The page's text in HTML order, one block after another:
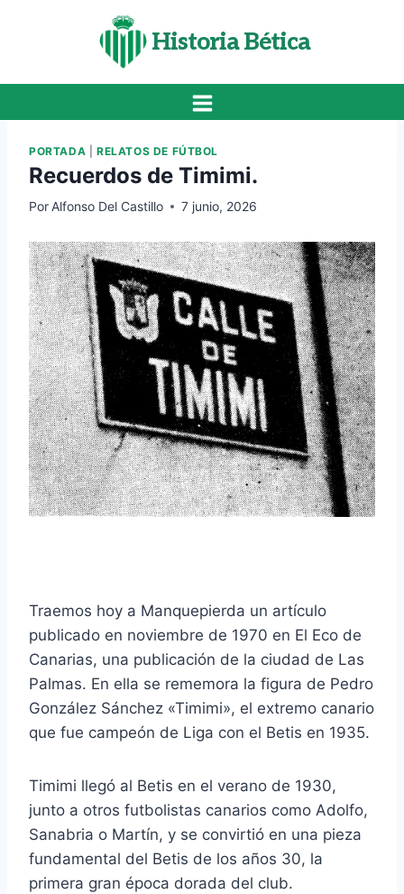
Historia Bética
PORTADA RELATOS DE FÚTBOL
Recuerdos de Timimi.
Por Alfonso Del Castillo 7 junio, 2026
Traemos hoy a Manquepierda un artículo
publicado en noviembre de 1970 en El Eco de
Canarias, una publicación de la ciudad de Las
Palmas. En ella se rememora la figura de Pedro
González Sánchez «Timimi», el extremo canario
que fue campeón de Liga con el Betis en 1935.
Timimi llegó al Betis en el verano de 1930,
junto a otros futbolistas canarios como Adolfo,
Sanabria o Martín, y se convirtió en una pieza
fundamental del Betis de los años 30, la
primera gran época dorada del club.